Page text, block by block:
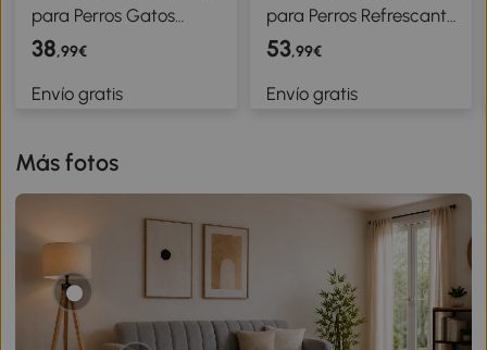
para Perros Gatos
Portátil Cama para
Malla Transpirable y
Interior Exterior
122x92x23 cm Azul
38,99€
Envío gratis
para Perros Refrescante
con Refuerzos
Transpirable y Marco
53,99€
Envío gratis
Más fotos